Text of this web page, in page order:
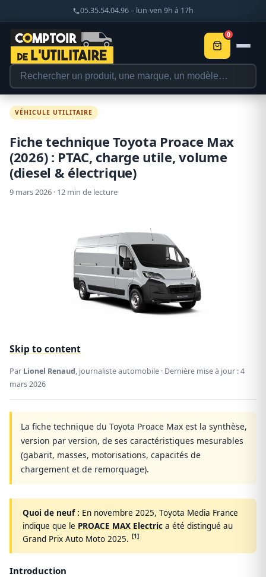
05.35.54.04.96 – lun-ven 9h à 17h
0
VÉHICULE UTILITAIRE
Fiche technique Toyota Proace Max
(2026) : PTAC, charge utile, volume
(diesel & électrique)
9 mars 2026 · 12 min de lecture
Skip to content
Par Lionel Renaud, journaliste automobile · Dernière mise à jour :4
mars 2026
La fiche technique du Toyota Proace Max est la synthèse,
version par version, de ses caractéristiques mesurables
(gabarit, masses, motorisations, capacités de
chargement et de remorquage).
Quoi de neuf : En novembre 2025, Toyota Media France
indique que le PROACE MAX Electric a été distingué au
Grand Prix Auto Moto 2025. [1]
Introduction